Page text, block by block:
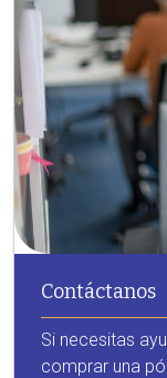
Contáctanos
Si necesitas
comprar una